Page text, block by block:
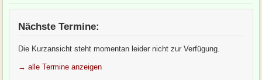
Nächste Termine:
Die Kurzansicht steht momentan leider nicht zur Verfügung.
→ alle Termine anzeigen